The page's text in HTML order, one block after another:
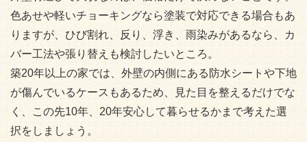
色あせや軽いチョーキングなら塗装で対応できる場合もあ
りますが、ひび割れ、反り、浮き、雨染みがあるなら、カ
バー工法や張り替えも検討したいところ。
築20年以上の家では、外壁の内側にある防水シートや下地
が傷んでいるケースもあるため、見た目を整えるだけでな
く、この先10年、20年安心して暮らせるかまで考えた選
択をしましょう。